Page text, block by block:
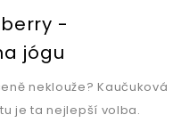
berry -
jógu
neklouže? Kaučuková
je ta nejlepší volba.